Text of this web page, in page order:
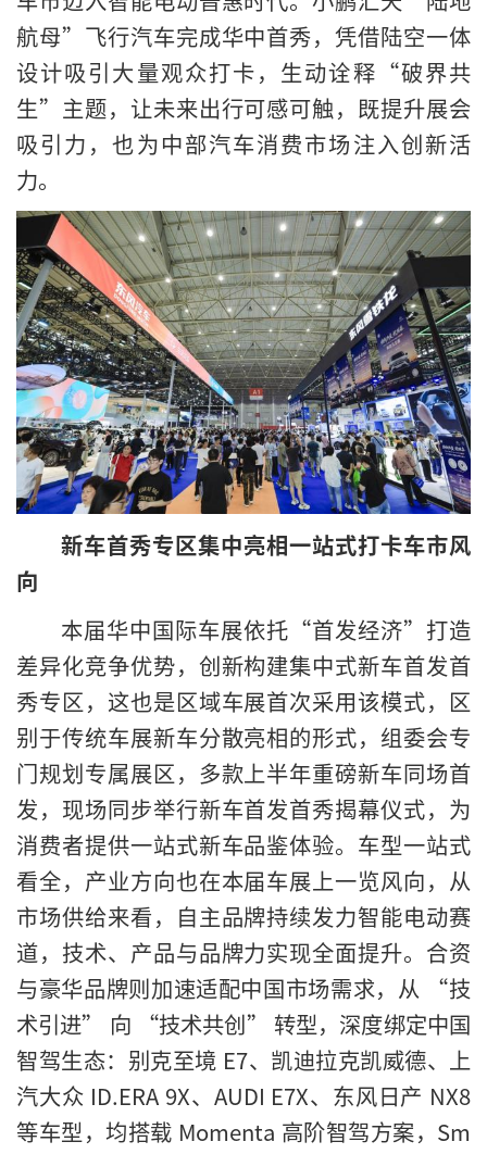
航母”飞行汽车完成华中首秀，凭借陆空一体
设计吸引大量观众打卡，生动诠释“破界共
生”主题，让未来出行可感可触，既提升展会
吸引力，也为中部汽车消费市场注入创新活
力。
新车首秀专区集中亮相一站式打卡车市风
向
本届华中国际车展依托“首发经济”打造
差异化竞争优势，创新构建集中式新车首发首
秀专区，这也是区域车展首次采用该模式，区
别于传统车展新车分散亮相的形式，组委会专
门规划专属展区，多款上半年重磅新车同场首
发，现场同步举行新车首发首秀揭幕仪式，为
消费者提供一站式新车品鉴体验。车型一站式
看全，产业方向也在本届车展上一览风向，从
市场供给来看，自主品牌持续发力智能电动赛
道，技术、产品与品牌力实现全面提升。合资
与豪华品牌则加速适配中国市场需求，从 “技
术引进” 向 “技术共创” 转型，深度绑定中国
智驾生态：别克至境 E7、凯迪拉克凯威德、上
汽大众 ID.ERA 9X、AUDI E7X、东风日产 NX8
等车型，均搭载 Momenta 高阶智驾方案，Sm